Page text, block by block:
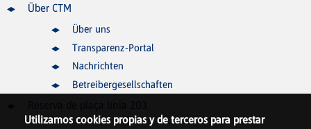
Über CTM
Über uns
Transparenz-Portal
Nachrichten
Betreibergesellschaften
Utilizamos cookies propias y de terceros para prestar